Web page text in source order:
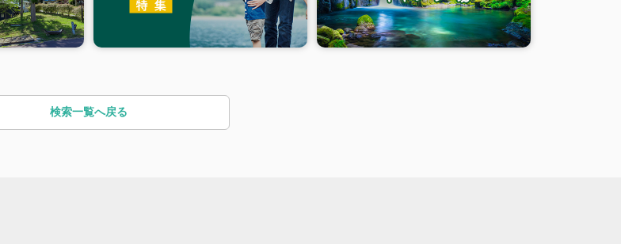
検索一覧へ戻る